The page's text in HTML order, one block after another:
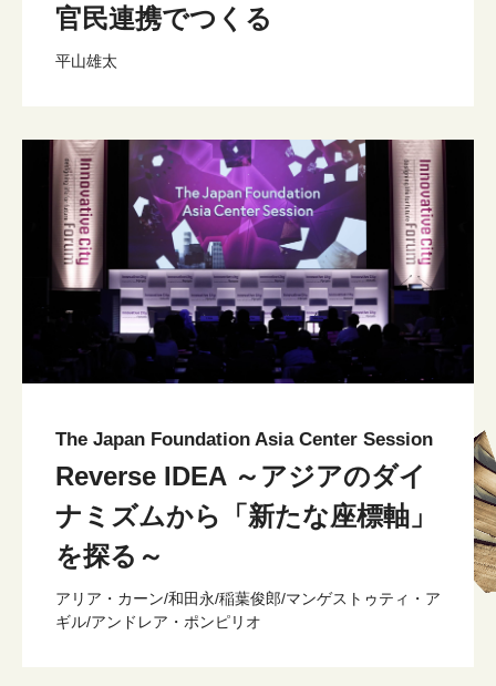
官民連携でつくる
平山雄太
The Japan Foundation Asia Center Session
Reverse IDEA ～アジアのダイ
ナミズムから「新たな座標軸」
を探る～
アリア・カーン/和田永/稲葉俊郎/マンゲストゥティ・ア
ギル/アンドレア・ポンピリオ